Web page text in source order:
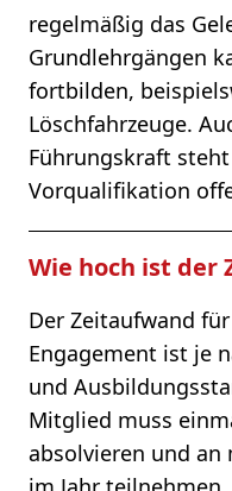
regelmäßig das
Grundlehrgängen
fortbilden,
Löschfahrzeuge.
Führungskraft
Vorqualifikation
Wie hoch ist der
Der Zeitaufwand
Engagement ist je
und
Mitglied muss
absolvieren und an